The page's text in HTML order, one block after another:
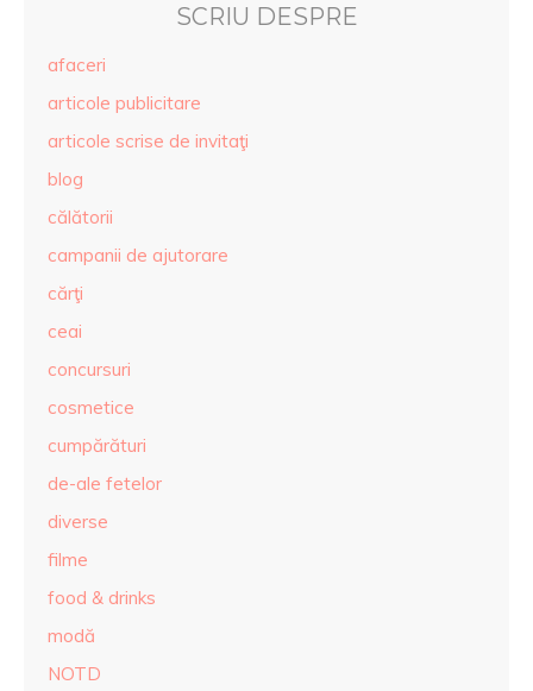
SCRIU DESPRE
afaceri
articole publicitare
articole scrise de invitaţi
blog
călătorii
campanii de ajutorare
cărţi
ceai
concursuri
cosmetice
cumpărături
de-ale fetelor
diverse
filme
food & drinks
modă
NOTD